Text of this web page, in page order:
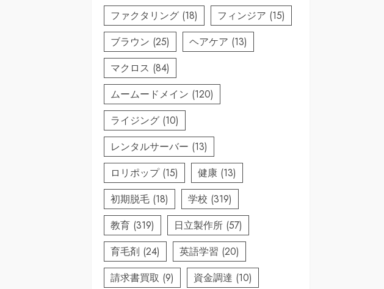
ファクタリング (18) フィンジア (15)
ブラウン (25) ヘアケア (13)
マクロス (84)
ムームードメイン (120)
ライジング (10)
レンタルサーバー (13)
ロリポップ(15) 健康 (13)
初期脱毛 (18) 学校 (319)
教育 (319) 日立製作所 (57)
育毛剤 (24) 英語学習 (20)
請求書買取 (9) 資金調達 (10)